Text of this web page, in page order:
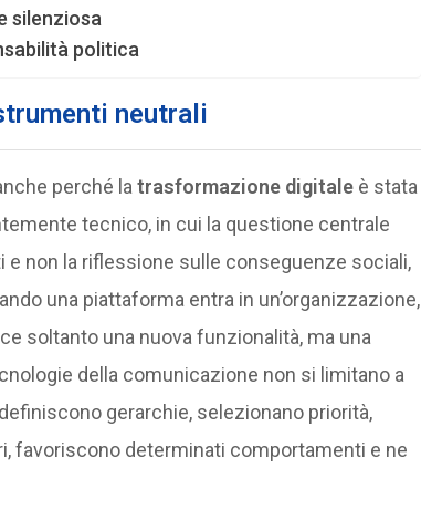
silenziosa
politica
neutrali
perché la trasformazione digitaleè stata
tecnico, in cui la questione centrale
non la riflessione sulle conseguenze sociali,
una piattaforma entra in un’organizzazione,
soltanto una nuova funzionalità, ma una
della comunicazione non si limitano a
gerarchie, selezionano priorità,
favoriscono determinati comportamenti e ne